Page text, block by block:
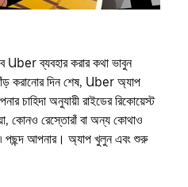
Uber ব্যবহার করার কথা ভাবুন
করানোর দিন শেষ, Uber অ্যাপ
চাহিদা অনুযায়ী রাইডের রিকোয়েস্ট
কোনও রেস্তোরাঁ বা অন্য কোথাও
পছন্দ আপনার। অ্যাপ খুলুন এবং শুরু